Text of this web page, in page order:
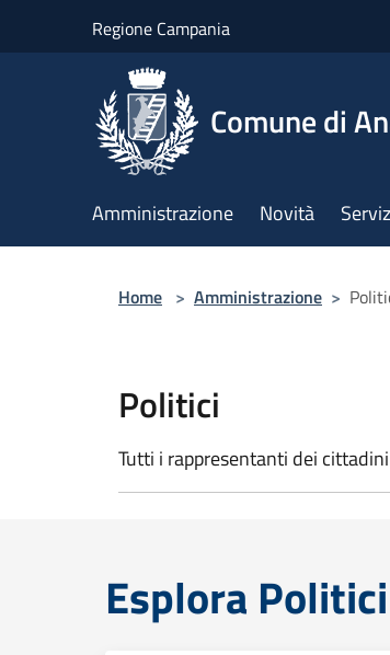
Regione Campania
Comune di
Amministrazione Novità
Home > Amministrazione >
Politici
Tutti i rappresentanti dei
Esplora Politici